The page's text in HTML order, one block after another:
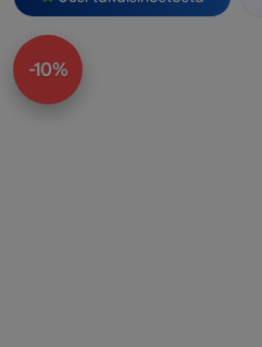
-10%